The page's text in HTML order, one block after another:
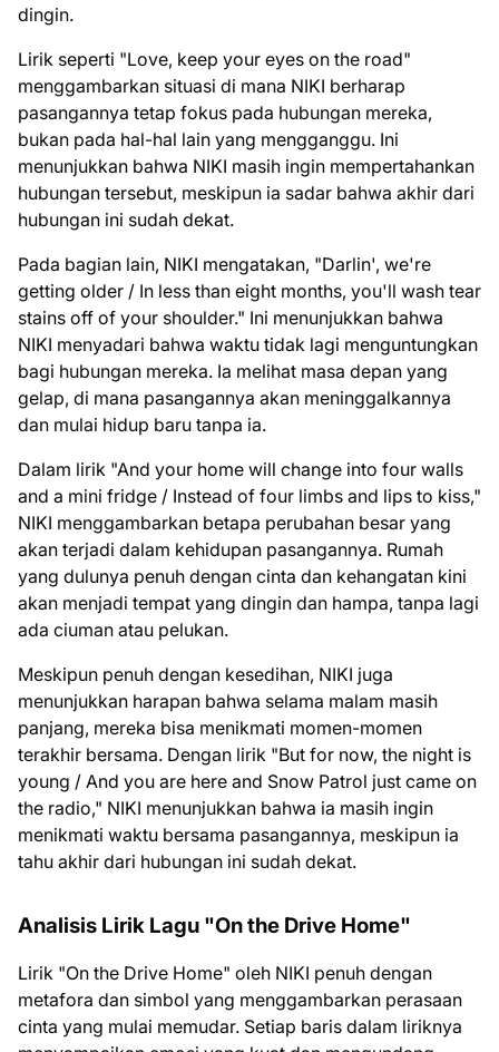
dingin.
Lirik seperti "Love, keep your eyes on the road"
menggambarkan situasi di mana NIKI berharap
pasangannya tetap fokus pada hubungan mereka,
bukan pada hal-hal lain yang mengganggu. Ini
menunjukkan bahwa NIKI masih ingin mempertahankan
hubungan tersebut, meskipun ia sadar bahwa akhir dari
hubungan ini sudah dekat.
Pada bagian lain, NIKI mengatakan, "Darlin', we're
getting older / In less than eight months, you'll wash tear
stains off of your shoulder." Ini menunjukkan bahwa
NIKI menyadari bahwa waktu tidak lagi menguntungkan
bagi hubungan mereka. Ia melihat masa depan yang
gelap, di mana pasangannya akan meninggalkannya
dan mulai hidup baru tanpa ia.
Dalam lirik "And your home will change into four walls
and a mini fridge / Instead of four limbs and lips to kiss,"
NIKI menggambarkan betapa perubahan besar yang
akan terjadi dalam kehidupan pasangannya. Rumah
yang dulunya penuh dengan cinta dan kehangatan kini
akan menjadi tempat yang dingin dan hampa, tanpa lagi
ada ciuman atau pelukan.
Meskipun penuh dengan kesedihan, NIKI juga
menunjukkan harapan bahwa selama malam masih
panjang, mereka bisa menikmati momen-momen
terakhir bersama. Dengan lirik "But for now, the night is
young / And you are here and Snow Patrol just came on
the radio," NIKI menunjukkan bahwa ia masih ingin
menikmati waktu bersama pasangannya, meskipun ia
tahu akhir dari hubungan ini sudah dekat.
Analisis Lirik Lagu "On the Drive Home"
Lirik "On the Drive Home" oleh NIKI penuh dengan
metafora dan simbol yang menggambarkan perasaan
cinta yang mulai memudar. Setiap baris dalam liriknya